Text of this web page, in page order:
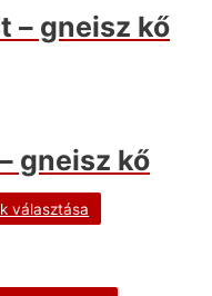
– gneisz kő
gneisz kő
választása